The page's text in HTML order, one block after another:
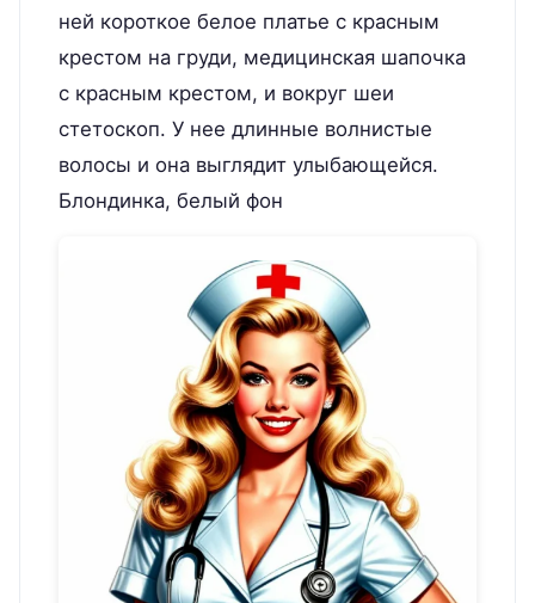
ней короткое белое платье с красным
крестом на груди, медицинская шапочка
с красным крестом, и вокруг шеи
стетоскоп. У нее длинные волнистые
волосы и она выглядит улыбающейся.
Блондинка, белый фон